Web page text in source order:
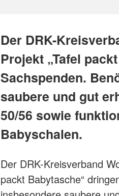
Der DRK-
Projekt „Tafel
Sachspenden.
saubere und gut
50/56 sowie
Babyschalen.
Der DRK-Kreisverband
packt Babytasche“